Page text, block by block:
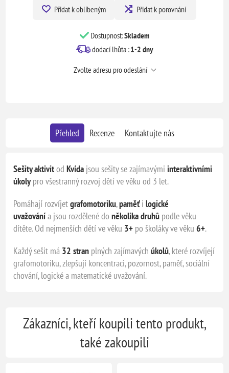
Přidat k oblíbeným Přidat k porovnání
Dostupnost:Skladem
dodací lhůta :1-2 dny
Zvolte adresu pro odeslání
Přehled Recenze Kontaktujte nás
Sešity aktivitodKvída jsou sešity se zajímavými interaktivními
úkolypro všestranný rozvoj dětí ve věku od 3 let.
Pomáhají rozvíjetgrafomotoriku,paměťilogické
uvažovánía jsou rozdělené doněkolika druhů podle věku
dítěte. Od nejmenších dětí ve věku 3+ po školáky ve věku6+.
Každý sešit má 32 stran plných zajímavýchúkolů, které rozvíjejí
grafomotoriku, zlepšují koncentraci, pozornost, paměť, sociální
chování, logické a matematické uvažování.
Zákazníci, kteří koupili tento produkt,
také zakoupili